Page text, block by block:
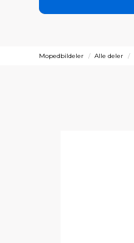
Mopedbildeler Alle deler